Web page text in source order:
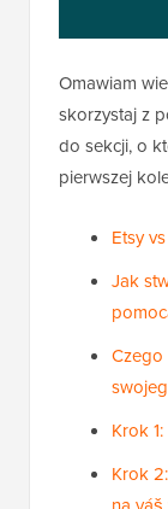
Omawiam
skorzystaj z
do sekcji, o
pierwszej
Etsy
Jak
Krok
Krok